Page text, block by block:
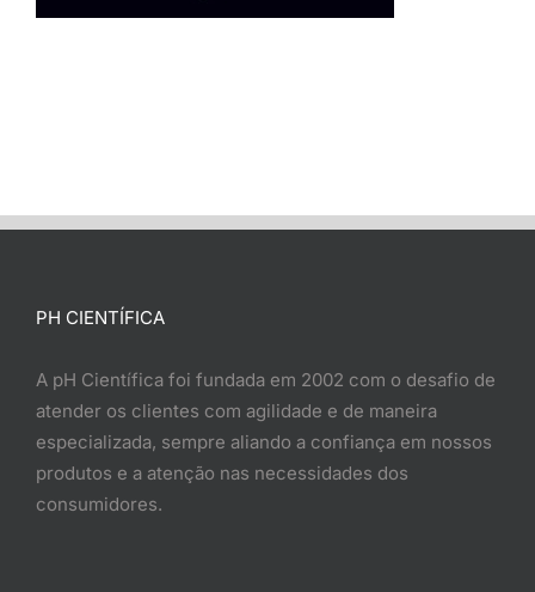
PH CIENTÍFICA
A pH Científica foi fundada em 2002 com o desafio de
atender os clientes com agilidade e de maneira
especializada, sempre aliando a confiança em nossos
produtos e a atenção nas necessidades dos
consumidores.